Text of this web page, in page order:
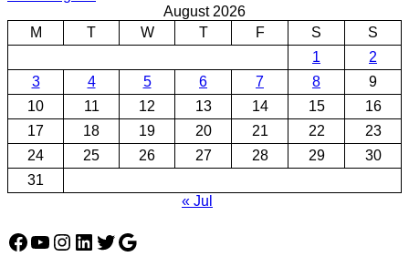
August 2026
M
T W T F S
S
1
2
3
4 5 6 7 8
9
10
11 12 13 14 15
16
17
18 19 20 21 22
23
24
25 26 27 28 29
30
31
« Jul
Facebook
YouTube
Instagram
LinkedIn
Twitter
Google